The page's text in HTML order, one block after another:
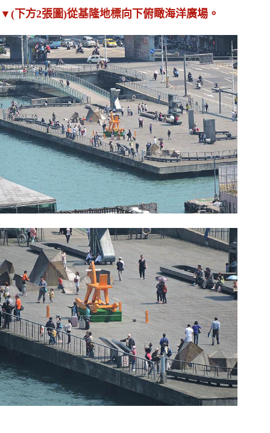
▼(下方2張圖)從基隆地標向下俯瞰海洋廣場 。